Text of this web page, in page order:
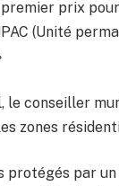
prix
(Unité
conseiller
zones
protégés par